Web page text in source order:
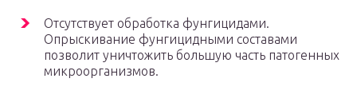
Отсутствует обработка фунгицидами.
Опрыскивание фунгицидными составами
позволит уничтожить большую часть патогенных
микроорганизмов.